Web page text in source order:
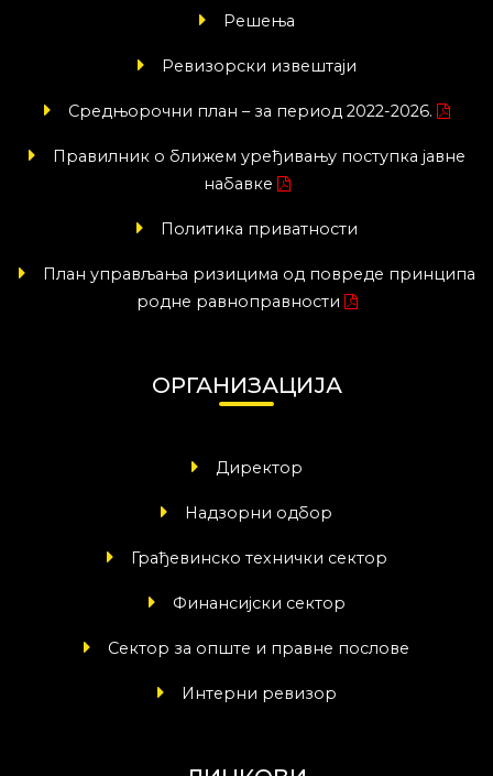
Решења
Ревизорски извештаји
Средњорочни план – за период 2022-2026.
Правилник о ближем уређивању поступка јавне
набавке
Политика приватности
План управљања ризицима од повреде принципа
родне равноправности
ОРГАНИЗАЦИЈА
Директор
Надзорни одбор
Грађевинско технички сектор
Финансијски сектор
Сектор за опште и правне послове
Интерни ревизор